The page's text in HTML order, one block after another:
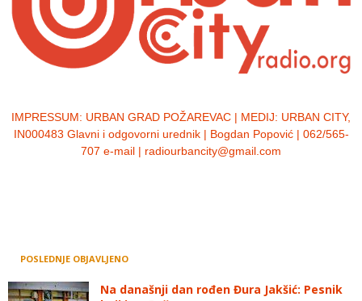
IMPRESSUM: URBAN GRAD POŽAREVAC | MEDIJ: URBAN CITY,
IN000483 Glavni i odgovorni urednik | Bogdan Popović | 062/565-
707 e-mail | radiourbancity@gmail.com
POSLEDNJE OBJAVLJENO
Na današnji dan rođen Đura Jakšić: Pesnik